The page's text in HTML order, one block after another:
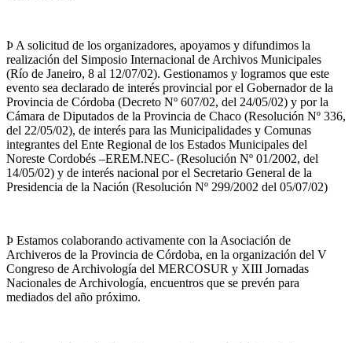
Þ A solicitud de los organizadores, apoyamos y difundimos la
realización del Simposio Internacional de Archivos Municipales
(Río de Janeiro, 8 al 12/07/02). Gestionamos y logramos que este
evento sea declarado de interés provincial por el Gobernador de la
Provincia de Córdoba (Decreto Nº 607/02, del 24/05/02) y por la
Cámara de Diputados de la Provincia de Chaco (Resolución Nº 336,
del 22/05/02), de interés para las Municipalidades y Comunas
integrantes del Ente Regional de los Estados Municipales del
Noreste Cordobés –EREM.NEC- (Resolución Nº 01/2002, del
14/05/02) y de interés nacional por el Secretario General de la
Presidencia de la Nación (Resolución Nº 299/2002 del 05/07/02)
Þ Estamos colaborando activamente con la Asociación de
Archiveros de la Provincia de Córdoba, en la organización del V
Congreso de Archivología del MERCOSUR y XIII Jornadas
Nacionales de Archivología, encuentros que se prevén para
mediados del año próximo.